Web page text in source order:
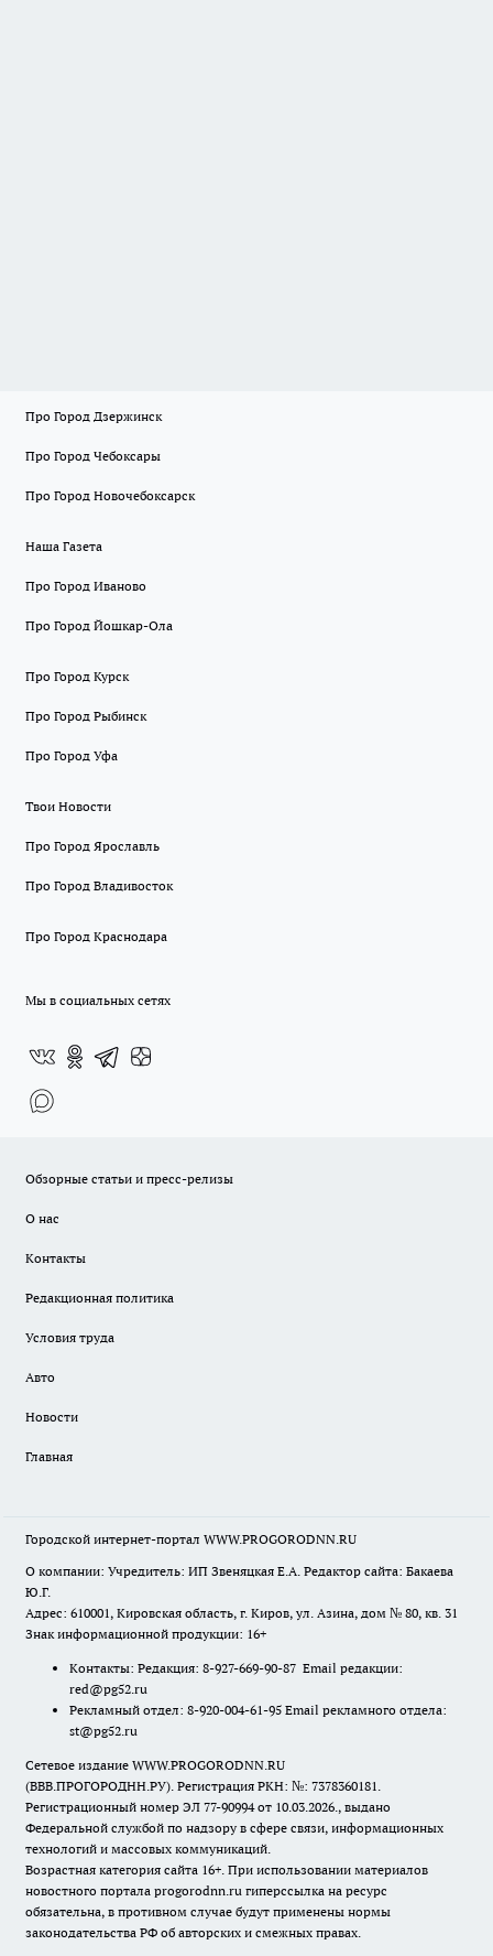
Про Город Дзержинск
Про Город Чебоксары
Про Город Новочебоксарск
Наша Газета
Про Город Иваново
Про Город Йошкар-Ола
Про Город Курск
Про Город Рыбинск
Про Город Уфа
Твои Новости
Про Город Ярославль
Про Город Владивосток
Про Город Краснодара
Мы в социальных сетях
Обзорные статьи и пресс-релизы
О нас
Контакты
Редакционная политика
Условия труда
Авто
Новости
Главная
Городской интернет-портал WWW.PROGORODNN.RU
О компании: Учредитель: ИП Звеняцкая Е.А. Редактор сайта: Бакаева
Ю.Г.
Адрес: 610001, Кировская область, г. Киров, ул. Азина, дом № 80, кв. 31
Знак информационной продукции: 16+
Контакты: Редакция: 8-927-669-90-87 Email редакции:
red@pg52.ru
Рекламный отдел: 8-920-004-61-95 Email рекламного отдела:
st@pg52.ru
Сетевое издание WWW.PROGORODNN.RU
(ВВВ.ПРОГОРОДНН.РУ). Регистрация РКН: №: 7378360181.
Регистрационный номер ЭЛ 77-90994 от 10.03.2026., выдано
Федеральной службой по надзору в сфере связи, информационных
технологий и массовых коммуникаций.
Возрастная категория сайта 16+. При использовании материалов
новостного портала progorodnn.ru гиперссылка на ресурс
обязательна, в противном случае будут применены нормы
законодательства РФ об авторских и смежных правах.